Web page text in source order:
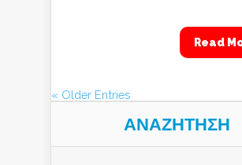
Read
« Older Entries
ΑΝΑΖΉΤΗΣΗ